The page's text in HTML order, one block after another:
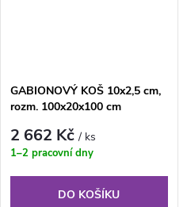
GABIONOVÝ KOŠ 10x2,5 cm,
rozm. 100x20x100 cm
2 662 Kč/ ks
1–2 pracovní dny
DO KOŠÍKU